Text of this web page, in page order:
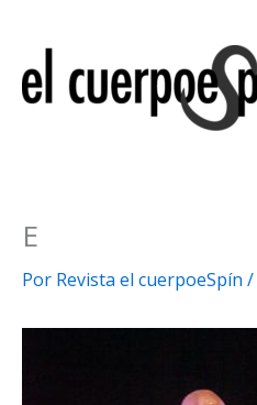
contenido
E
Por Revista el cuerpoeSpín /